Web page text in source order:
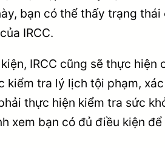
bạn có thể thấy trạng thái
IRCC.
IRCC cũng sẽ thực hiện
kiểm tra lý lịch tội phạm,
thực hiện kiểm tra sức
xem bạn có đủ điều kiện